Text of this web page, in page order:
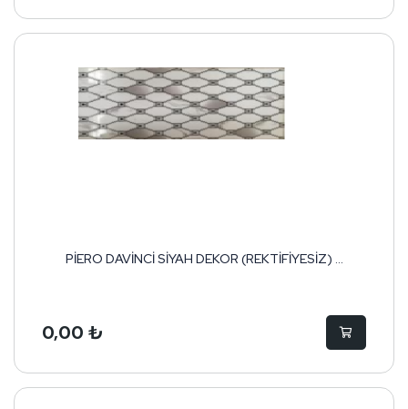
PİERO DAVİNCİ SİYAH DEKOR (REKTİFİYESİZ) ...
0,00 ₺